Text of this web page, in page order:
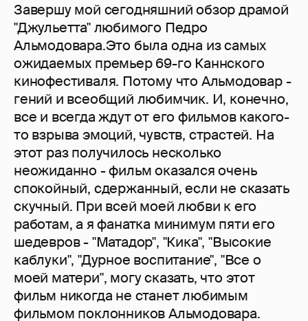
Завершу мой сегодняшний обзор драмой
"Джульетта" любимого Педро
Альмодовара.Это была одна из самых
ожидаемых премьер 69-го Каннского
кинофестиваля. Потому что Альмодовар -
гений и всеобщий любимчик. И, конечно,
все и всегда ждут от его фильмов какого-
то взрыва эмоций, чувств, страстей. На
этот раз получилось несколько
неожиданно - фильм оказался очень
спокойный, сдержанный, если не сказать
скучный. При всей моей любви к его
работам, а я фанатка минимум пяти его
шедевров - "Матадор", "Кика", "Высокие
каблуки", "Дурное воспитание", "Все о
моей матери", могу сказать, что этот
фильм никогда не станет любимым
фильмом поклонников Альмодовара.